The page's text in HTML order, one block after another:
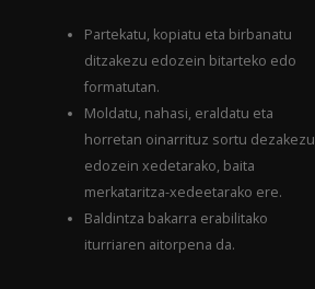
Partekatu, kopiatu eta birbanatu
ditzakezu edozein bitarteko edo
formatutan.
Moldatu, nahasi, eraldatu eta
horretan oinarrituz sortu dezakezu
edozein xedetarako, baita
merkataritza-xedeetarako ere.
Baldintza bakarra erabilitako
iturriaren aitorpena da.